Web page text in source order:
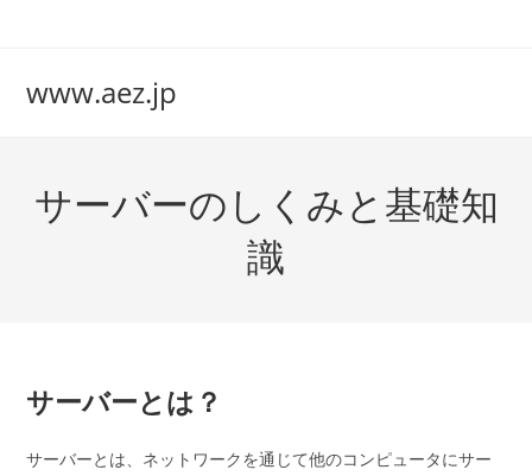
www.aez.jp
サーバーのしくみと基礎知
識
サーバーとは？
サーバーとは、ネットワークを通じて他のコンピュータにサー